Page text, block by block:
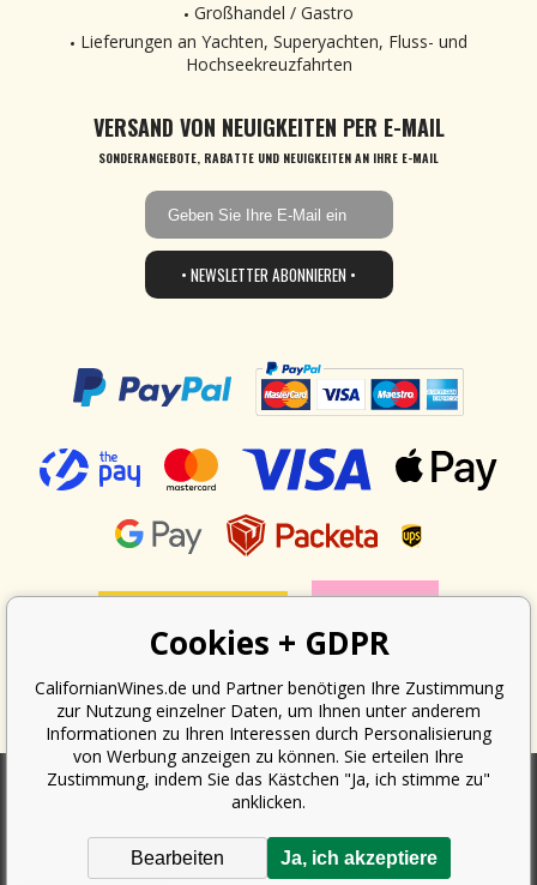
Großhandel / Gastro
Lieferungen an Yachten, Superyachten, Fluss- und
Hochseekreuzfahrten
VERSAND VON NEUIGKEITEN PER E-MAIL
SONDERANGEBOTE, RABATTE UND NEUIGKEITEN AN IHRE E-MAIL
• NEWSLETTER ABONNIEREN •
verpflichtet, dem Käufer eine Quittung auszustellen. Gleichzeitig ist er
verpflichtet, den erhaltenen Umsatz online beim Finanzamt zu erfassen;
im Falle eines technischen Ausfalls dann spätestens innerhalb von 48
Cookies + GDPR
CalifornianWines.de und Partner benötigen Ihre Zustimmung
zur Nutzung einzelner Daten, um Ihnen unter anderem
Informationen zu Ihren Interessen durch Personalisierung
von Werbung anzeigen zu können. Sie erteilen Ihre
Zustimmung, indem Sie das Kästchen "Ja, ich stimme zu"
anklicken.
Ja, ich akzeptiere
Bearbeiten